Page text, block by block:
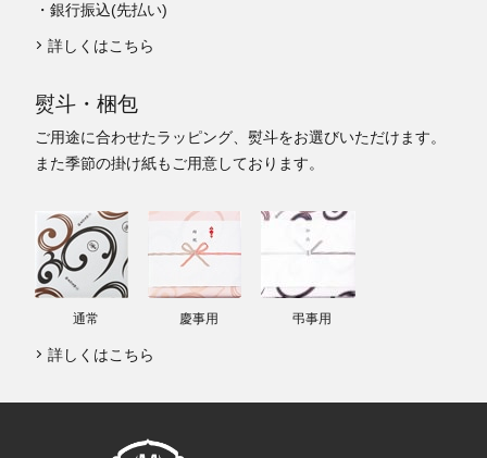
・銀行振込(先払い)
詳しくはこちら
熨斗・梱包
ご用途に合わせたラッピング、熨斗をお選びいただけます。
また季節の掛け紙もご用意しております。
通常 慶事用 弔事用
詳しくはこちら